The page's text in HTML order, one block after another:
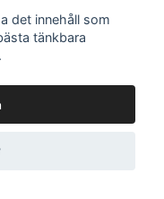
det innehåll som
tänkbara